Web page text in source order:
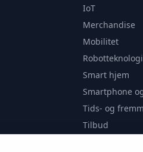
IoT
Merchandise
Mobilitet
Robotteknologi
Smart hjem
Smartphone
Tids- og
Tilbud